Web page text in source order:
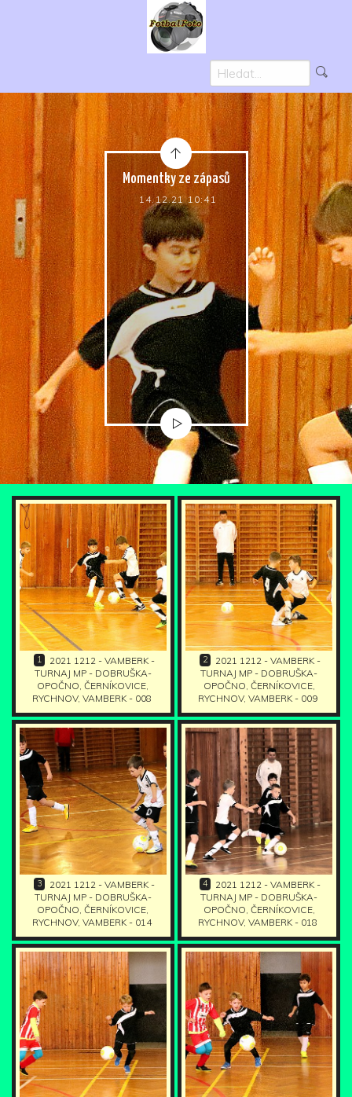
Momentky ze zápasů
14.12.21 10:41
1
2021 1212 - VAMBERK -
TURNAJ MP - DOBRUŠKA-
OPOČNO, ČERNÍKOVICE,
RYCHNOV, VAMBERK - 008
2
2021 1212 - VAMBERK -
TURNAJ MP - DOBRUŠKA-
OPOČNO, ČERNÍKOVICE,
RYCHNOV, VAMBERK - 009
3
2021 1212 - VAMBERK -
TURNAJ MP - DOBRUŠKA-
OPOČNO, ČERNÍKOVICE,
RYCHNOV, VAMBERK - 014
4
2021 1212 - VAMBERK -
TURNAJ MP - DOBRUŠKA-
OPOČNO, ČERNÍKOVICE,
RYCHNOV, VAMBERK - 018